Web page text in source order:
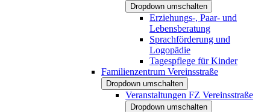
Dropdown umschalten
Erziehungs-, Paar- und
Lebensberatung
Sprachförderung und
Logopädie
Tagespflege für Kinder
Familienzentrum Vereinsstraße
Dropdown umschalten
Veranstaltungen FZ Vereinsstraße
Dropdown umschalten